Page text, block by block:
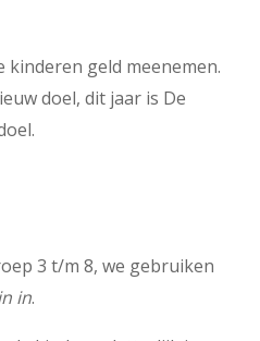
kinderen geld meenemen.
doel, dit jaar is De
3 t/m 8, we gebruiken
in.